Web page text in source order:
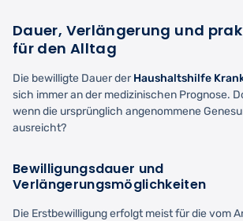
Dauer, Verlängerung und
für den Alltag
Die bewilligte Dauer derHaushaltshilfe
sich immer an der medizinischen Prognose.
wenn die ursprünglich angenommene
ausreicht?
Bewilligungsdauer und
Verlängerungsmöglichkeiten
Die Erstbewilligung erfolgt meist für die vom